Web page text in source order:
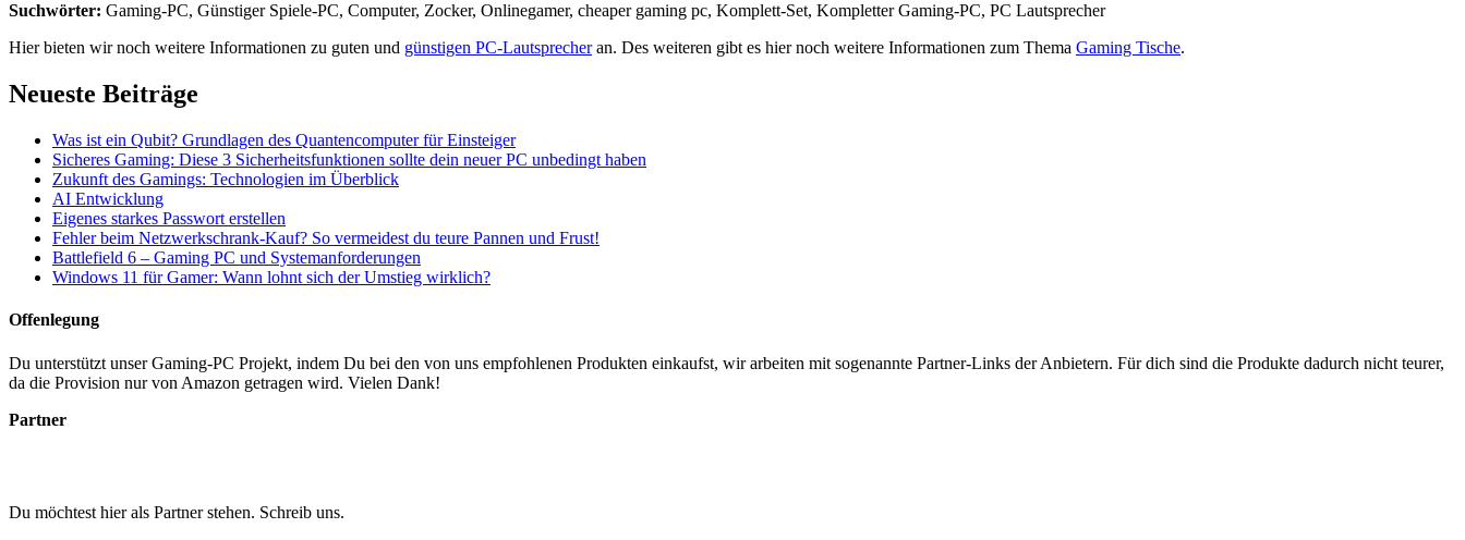
Suchwörter: Gaming-PC, Günstiger Spiele-PC, Computer, Zocker, Onlinegamer, cheaper gaming pc, Komplett-Set, Kompletter Gaming-PC, PC Lautsprecher
Hier bieten wir noch weitere Informationen zu guten und günstigen PC-Lautsprecheran. Des weiteren gibt es hier noch weitere Informationen zum Thema Gaming Tische.
Neueste Beiträge
Was ist ein Qubit? Grundlagen des Quantencomputer für Einsteiger
Sicheres Gaming: Diese 3 Sicherheitsfunktionen sollte dein neuer PC unbedingt haben
Zukunft des Gamings: Technologien im Überblick
AI Entwicklung
Eigenes starkes Passwort erstellen
Fehler beim Netzwerkschrank-Kauf? So vermeidest du teure Pannen und Frust!
Battlefield 6 – Gaming PC und Systemanforderungen
Windows 11 für Gamer: Wann lohnt sich der Umstieg wirklich?
Offenlegung
Du unterstützt unser Gaming-PC Projekt, indem Du bei den von uns empfohlenen Produkten einkaufst, wir arbeiten mit sogenannte Partner-Links der Anbietern. Für dich sind die Produkte dadurch nicht teurer,
da die Provision nur von Amazon getragen wird. Vielen Dank!
Partner
Du möchtest hier als Partner stehen. Schreib uns.